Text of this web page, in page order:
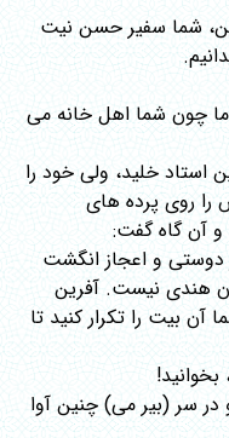
شما سفیر حسن نیت
چون شما اهل خانه می
خلید، ولی خود را
روی پرده های
آن گاه گفت:
دوستی و اعجاز انگشت
هندی نیست. آفرین
بیت را تکرار کنید تا
در سر (بیر می) چنین آوا